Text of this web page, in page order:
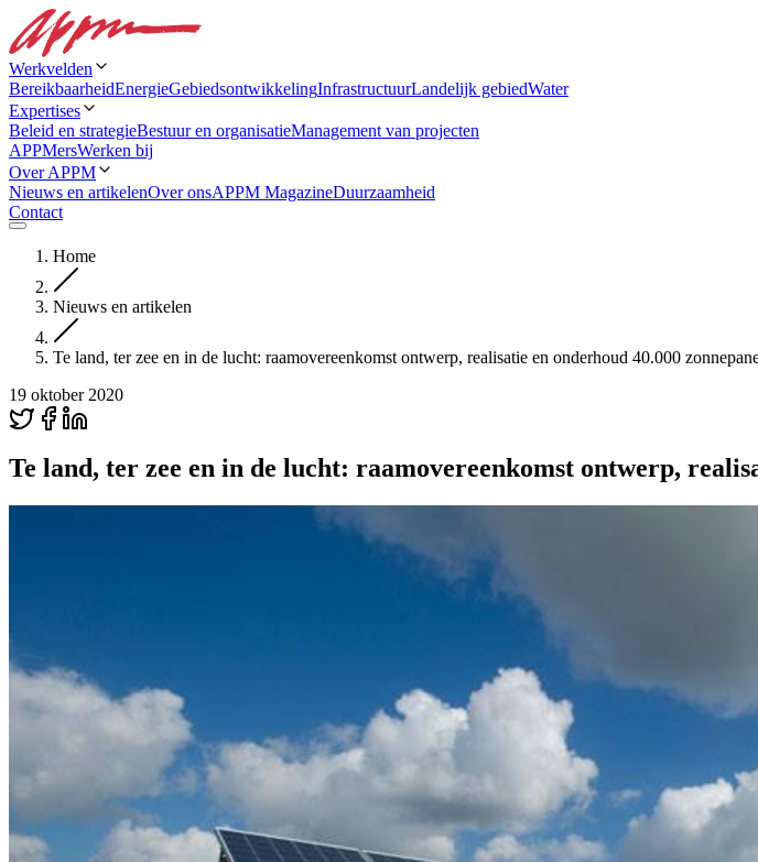
Werkvelden
BereikbaarheidEnergieGebiedsontwikkelingInfrastructuurLandelijk gebiedWater
Expertises
Beleid en strategieBestuur en organisatieManagement van projecten
APPMersWerken bij
Over APPM
Nieuws en artikelenOver onsAPPM MagazineDuurzaamheid
Contact
Home
Nieuws en artikelen
Te land, ter zee en in de lucht: raamovereenkomst ontwerp, realisatie en onderhoud 40.000
19 oktober 2020
Te land, ter zee en in de lucht: raamovereenkomst ontwerp,